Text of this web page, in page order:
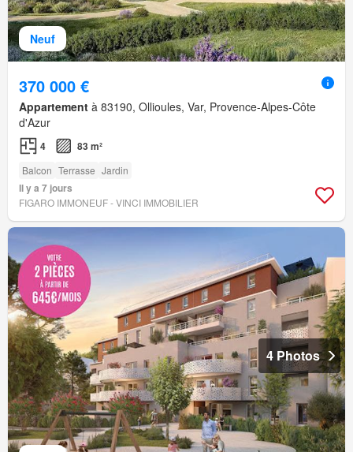
Neuf
370 000 €
Appartement à 83190, Ollioules, Var, Provence-Alpes-Côte
d'Azur
4 83 m²
Balcon Terrasse Jardin
Il y a 7 jours
FIGARO IMMONEUF - VINCI IMMOBILIER
4 Photos